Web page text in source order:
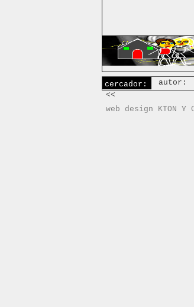
cercador: autor:
<<
web design KTON Y